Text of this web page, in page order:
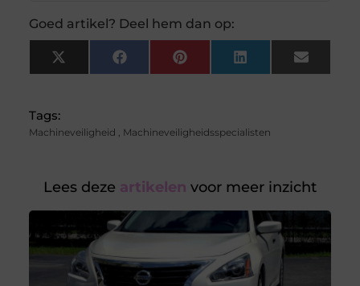
Goed artikel? Deel hem dan op:
X
(Twitter)
FacebookPinterest LinkedIn Email
Tags:
Machineveiligheid , Machineveiligheidsspecialisten
Lees deze artikelen voor meer inzicht